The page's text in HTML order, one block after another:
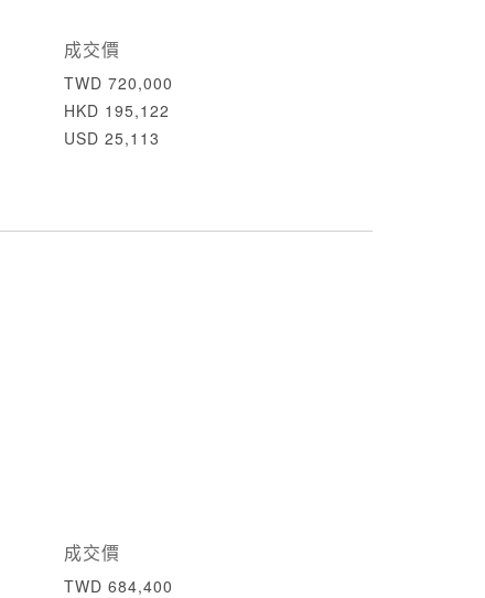
成交價
TWD 720,000
HKD 195,122
USD 25,113
成交價
TWD 684,400